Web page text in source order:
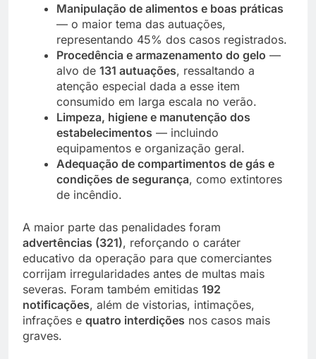
Manipulação de alimentos e boas práticas
— o maior tema das autuações,
representando 45% dos casos registrados.
Procedência e armazenamento do gelo —
alvo de 131 autuações, ressaltando a
atenção especial dada a esse item
consumido em larga escala no verão.
Limpeza, higiene e manutenção dos
estabelecimentos — incluindo
equipamentos e organização geral.
Adequação de compartimentos de gás e
condições de segurança, como extintores
de incêndio.
A maior parte das penalidades foram
advertências (321), reforçando o caráter
educativo da operação para que comerciantes
corrijam irregularidades antes de multas mais
severas. Foram também emitidas 192
notificações, além de vistorias, intimações,
infrações e quatro interdições nos casos mais
graves.